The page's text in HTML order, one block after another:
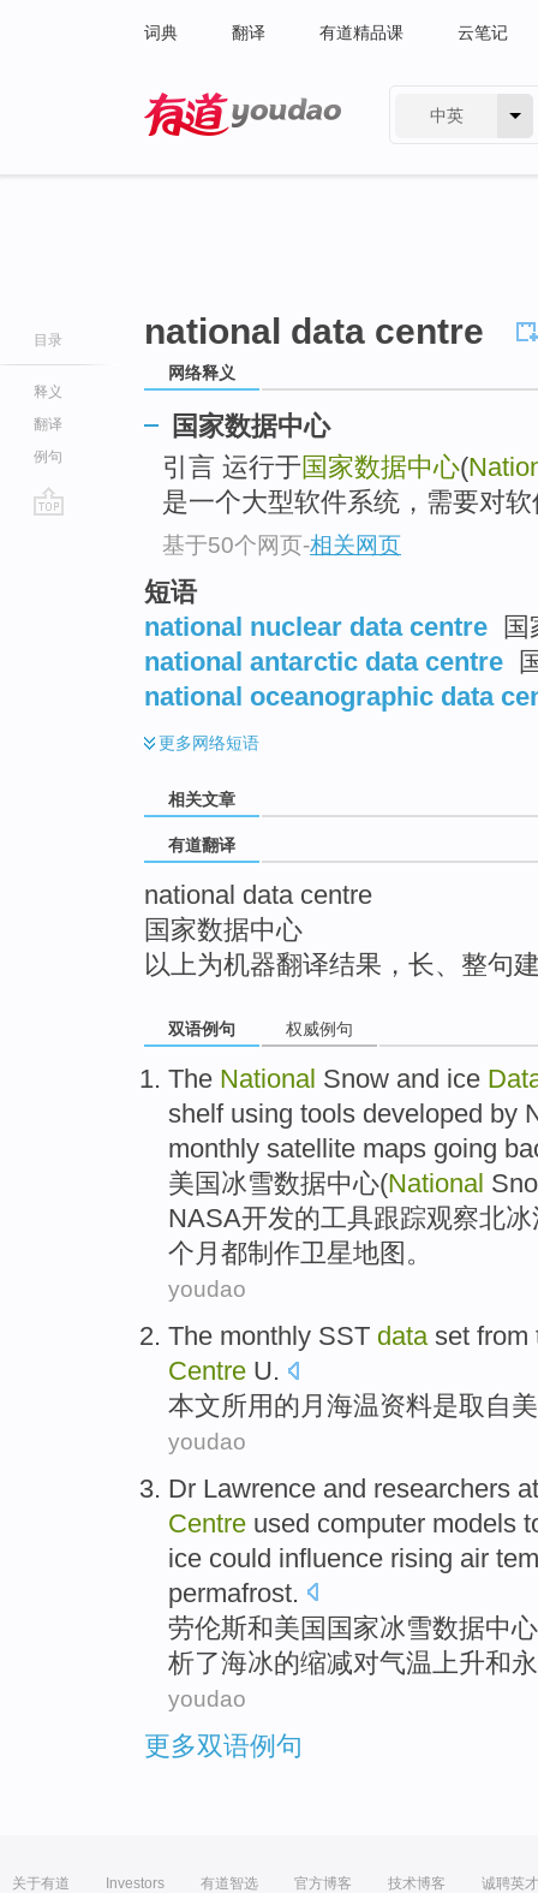
词典 翻译 有道精品课 云笔记
中英
目录
释义
翻译
例句
national data centre
网络释义
国家数据中心
引言 运行于国家数据中心(
是一个大型软件系统，需要对
基于50个网页-相关网页
短语
national nuclear data centre
national antarctic data centre
national oceanographic data
更多网络短语
相关文章
有道翻译
national data centre
国家数据中心
以上为机器翻译结果，长、整句
双语例句 权威例句
The National Snow and ice
shelf using tools developed by
monthly satellite maps going
美国冰雪数据中心(National
NASA开发的工具跟踪观察北冰
个月 都制作卫星地图。
youdao
The monthly SST data set
Centre U.
本文所用的 月 海温资料是取自
youdao
Dr Lawrence and researchers
Centre used computer models
ice could influence rising air
permafrost.
劳伦斯和美国 国家冰雪数据中心
析了海冰的缩减对气温 上升和
youdao
更多双语例句
关于有道 Investors 有道智选 官方博客 技术博客 诚聘英才